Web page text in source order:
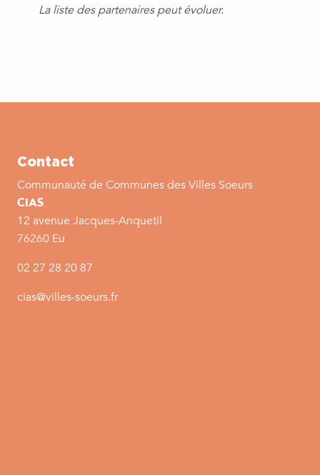
La liste des partenaires peut évoluer.
Contact
Communauté de Communes des Villes Soeurs
CIAS
12 avenue Jacques-Anquetil
76260 Eu
02 27 28 20 87
cias@villes-soeurs.fr